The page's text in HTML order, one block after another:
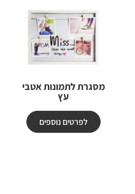
מסגרת לתמונות אטבי
עץ
לפרטים נוספים